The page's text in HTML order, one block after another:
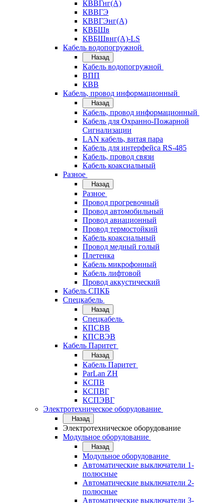
КВВГнг(А)
КВВГЭ
КВВГЭнг(А)
КВБШв
КВБШвнг(А)-LS
Кабель водопогружной
Назад
Кабель водопогружной
ВПП
КВВ
Кабель, провод информационный
Назад
Кабель, провод информационный
Кабель для Охранно-Пожарной
Сигнализации
LAN кабель, витая пара
Кабель для интерфейса RS-485
Кабель, провод связи
Кабель коаксиальный
Разное
Назад
Разное
Провод прогревочный
Провод автомобильный
Провод авиационный
Провод термостойкий
Кабель коаксиальный
Провод медный голый
Плетенка
Кабель микрофонный
Кабель лифтовой
Провод аккустический
Кабель СПКБ
Спецкабель
Назад
Спецкабель
КПСВВ
КПСВЭВ
Кабель Паритет
Назад
Кабель Паритет
ParLan ZH
КСПВ
КСПВГ
КСПЭВГ
Электротехническое оборудование
Назад
Электротехническое оборудование
Модульное оборудование
Назад
Модульное оборудование
Автоматические выключатели 1-
полюсные
Автоматические выключатели 2-
полюсные
Автоматические выключатели 3-